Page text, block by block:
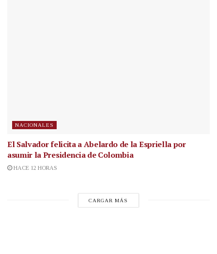
NACIONALES
El Salvador felicita a Abelardo de la Espriella por
asumir la Presidencia de Colombia
HACE 12 HORAS
CARGAR MÁS